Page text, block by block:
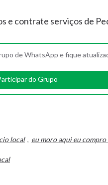
e contrate serviços de
de WhatsApp e fique
do Grupo
local , eu moro aqui eu compro